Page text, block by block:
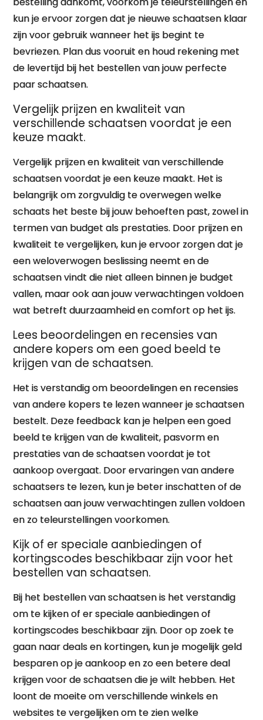
kun je ervoor zorgen dat je nieuwe schaatsen klaar
zijn voor gebruik wanneer het ijs begint te
bevriezen. Plan dus vooruit en houd rekening met
de levertijd bij het bestellen van jouw perfecte
paar schaatsen.
Vergelijk prijzen en kwaliteit van
verschillende schaatsen voordat je een
keuze maakt.
Vergelijk prijzen en kwaliteit van verschillende
schaatsen voordat je een keuze maakt. Het is
belangrijk om zorgvuldig te overwegen welke
schaats het beste bij jouw behoeften past, zowel in
termen van budget als prestaties. Door prijzen en
kwaliteit te vergelijken, kun je ervoor zorgen dat je
een weloverwogen beslissing neemt en de
schaatsen vindt die niet alleen binnen je budget
vallen, maar ook aan jouw verwachtingen voldoen
wat betreft duurzaamheid en comfort op het ijs.
Lees beoordelingen en recensies van
andere kopers om een goed beeld te
krijgen van de schaatsen.
Het is verstandig om beoordelingen en recensies
van andere kopers te lezen wanneer je schaatsen
bestelt. Deze feedback kan je helpen een goed
beeld te krijgen van de kwaliteit, pasvorm en
prestaties van de schaatsen voordat je tot
aankoop overgaat. Door ervaringen van andere
schaatsers te lezen, kun je beter inschatten of de
schaatsen aan jouw verwachtingen zullen voldoen
en zo teleurstellingen voorkomen.
Kijk of er speciale aanbiedingen of
kortingscodes beschikbaar zijn voor het
bestellen van schaatsen.
Bij het bestellen van schaatsen is het verstandig
om te kijken of er speciale aanbiedingen of
kortingscodes beschikbaar zijn. Door op zoek te
gaan naar deals en kortingen, kun je mogelijk geld
besparen op je aankoop en zo een betere deal
krijgen voor de schaatsen die je wilt hebben. Het
loont de moeite om verschillende winkels en
websites te vergelijken om te zien welke